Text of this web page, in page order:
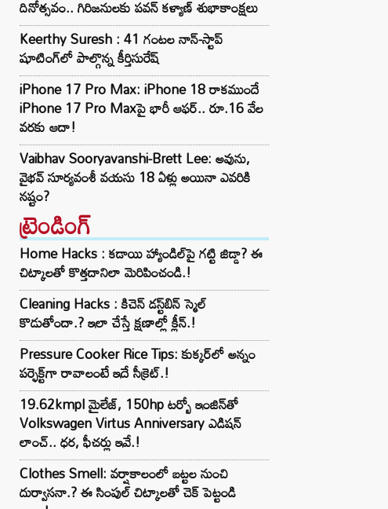
దినోత్సవం.. గిరిజనులకు పవన్ కళ్యాణ్ శుభాకాంక్షలు
Keerthy Suresh : 41 గంటల నాన్-స్టాప్
షూటింగ్‌లో పాల్గొన్న కీర్తిసురేష్‌
iPhone 17 Pro Max: iPhone 18 రాకముందే
iPhone 17 Pro Maxపై భారీ ఆఫర్.. రూ.16 వేల
వరకు ఆదా!
Vaibhav Sooryavanshi-Brett Lee: అవును,
వైభవ్ సూర్యవంశీ వయసు 18 ఏళ్లు అయినా ఎవరికి
నష్టం?
ట్రెండింగ్‌
Home Hacks : కడాయి హ్యాండిల్‌పై గట్టి జిడ్డా? ఈ
చిట్కాలతో కొత్తదానిలా మెరిపించండి.!
Cleaning Hacks : కిచెన్ డస్ట్‌బిన్ స్మెల్
కొడుతోందా.? ఇలా చేస్తే క్షణాల్లో క్లీన్.!
Pressure Cooker Rice Tips: కుక్కర్‌లో అన్నం
పర్ఫెక్ట్‌గా రావాలంటే ఇదే సీక్రెట్.!
19.62kmpl మైలేజ్, 150hp టర్బో ఇంజిన్‌తో
Volkswagen Virtus Anniversary ఎడిషన్
లాంచ్.. ధర, ఫీచర్లు ఇవే.!
Clothes Smell: వర్షాకాలంలో బట్టల నుంచి
దుర్వాసనా.? ఈ సింపుల్ చిట్కాలతో చెక్ పెట్టండి